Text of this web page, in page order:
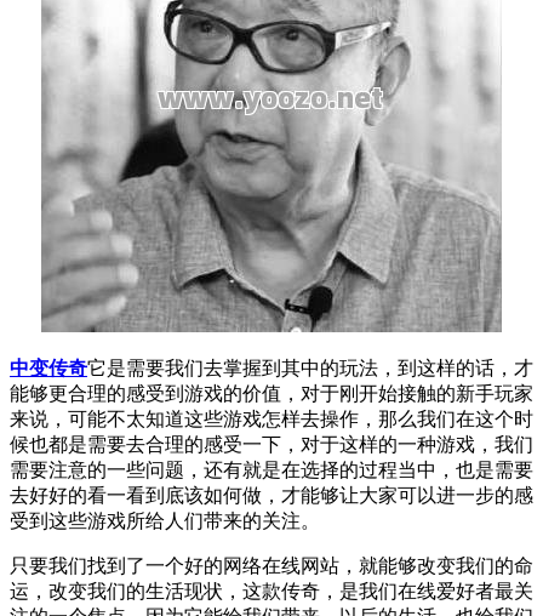
中变传奇它是需要我们去掌握到其中的玩法，到这样的话，才
能够更合理的感受到游戏的价值，对于刚开始接触的新手玩家
来说，可能不太知道这些游戏怎样去操作，那么我们在这个时
候也都是需要去合理的感受一下，对于这样的一种游戏，我们
需要注意的一些问题，还有就是在选择的过程当中，也是需要
去好好的看一看到底该如何做，才能够让大家可以进一步的感
受到这些游戏所给人们带来的关注。
只要我们找到了一个好的网络在线网站，就能够改变我们的命
运，改变我们的生活现状，这款传奇，是我们在线爱好者最关